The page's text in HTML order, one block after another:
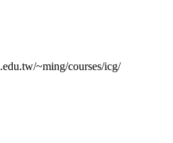
~ming/courses/icg/